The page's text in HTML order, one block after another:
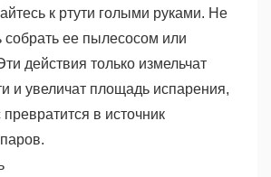
к ртути голыми руками. Не
собрать ее пылесосом или
действия только измельчат
и увеличат площадь испарения,
в источник